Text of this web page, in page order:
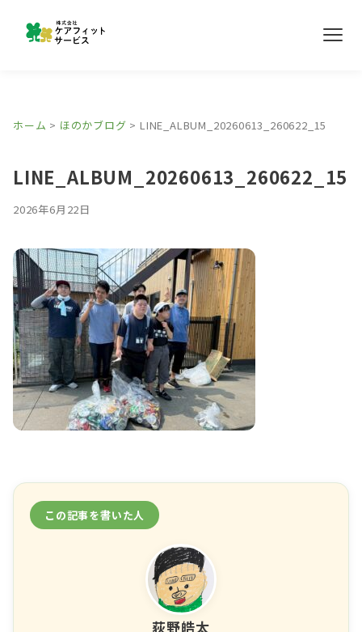
採用情報
ホーム > ほのかブログ >LINE_ALBUM_20260613_260622_15
LINE_ALBUM_20260613_260622_15
2026年6月22日
この記事を書いた人
荻野皓太